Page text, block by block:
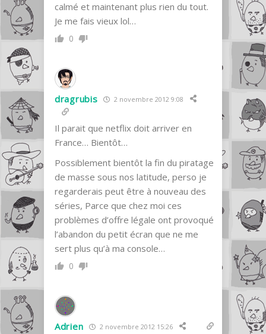
calmé et maintenant plus rien du tout.
Je me fais vieux lol…
0
dragrubis 2 novembre 2012 9:08
Il parait que netflix doit arriver en
France… Bientôt…
Possiblement bientôt la fin du piratage
de masse sous nos latitude, perso je
regarderais peut être à nouveau des
séries, Parce que chez moi ces
problèmes d’offre légale ont provoqué
l’abandon du petit écran que ne me
sert plus qu’à ma console…
0
Adrien 2 novembre 2012 15:26